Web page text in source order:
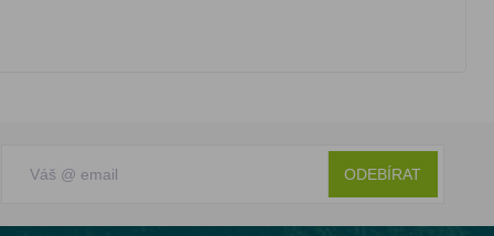
ODEBÍRAT